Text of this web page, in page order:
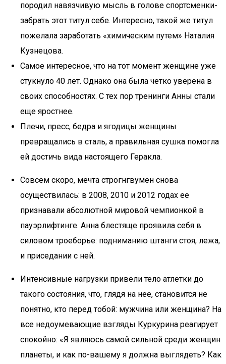
породил навязчивую мысль в голове спортсменки-
забрать этот титул себе. Интересно, такой же титул
пожелала заработать «химическим путем» Наталия
Кузнецова.
Самое интересное, что на тот момент женщине уже
стукнуло 40 лет. Однако она была четко уверена в
своих способностях. С тех пор тренинги Анны стали
еще яростнее.
Плечи, пресс, бедра и ягодицы женщины
превращались в сталь, а правильная сушка помогла
ей достичь вида настоящего Геракла.
Совсем скоро, мечта строгнгвумен снова
осуществилась: в 2008, 2010 и 2012 годах ее
признавали абсолютной мировой чемпионкой в
пауэрлифтинге. Анна блестяще проявила себя в
силовом троеборье: подниманию штанги стоя, лежа,
и приседании с ней.
Интенсивные нагрузки привели тело атлетки до
такого состояния, что, глядя на нее, становится не
понятно, кто перед тобой: мужчина или женщина? На
все недоумевающие взгляды Куркурина реагирует
спокойно: «Я являюсь самой сильной среди женщин
планеты, и как по-вашему я должна выглядеть? Как